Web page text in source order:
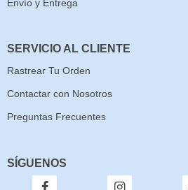
Envío y Entrega
SERVICIO AL CLIENTE
Rastrear Tu Orden
Contactar con Nosotros
Preguntas Frecuentes
SÍGUENOS